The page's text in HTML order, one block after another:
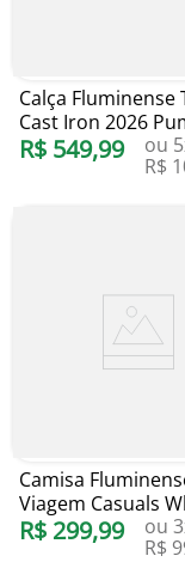
Calça Fluminense
Cast Iron 2026
R$ 549,99 ou 5
R$
Camisa
Viagem Casuals
2026 Puma
R$ 299,99 ou 3
R$